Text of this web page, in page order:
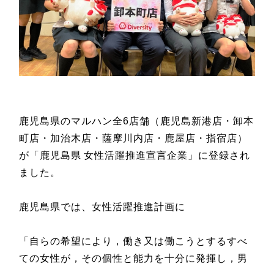
鹿児島県のマルハン全6店舗（鹿児島新港店・卸本
町店・加治木店・薩摩川内店・鹿屋店・指宿店）
が「鹿児島県 女性活躍推進宣言企業」に登録され
ました。
鹿児島県では、女性活躍推進計画に
「自らの希望により，働き又は働こうとするすべ
ての女性が，その個性と能力を十分に発揮し，男